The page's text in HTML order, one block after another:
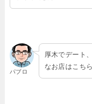
パブロ
厚木でデート
なお店はこちら